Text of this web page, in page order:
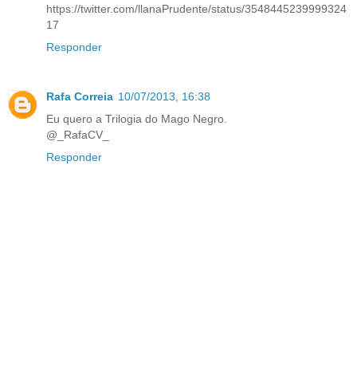
https://twitter.com/llanaPrudente/status/3548445239999324
17
Responder
Rafa Correia 10/07/2013, 16:38
Eu quero a Trilogia do Mago Negro.
@_RafaCV_
Responder